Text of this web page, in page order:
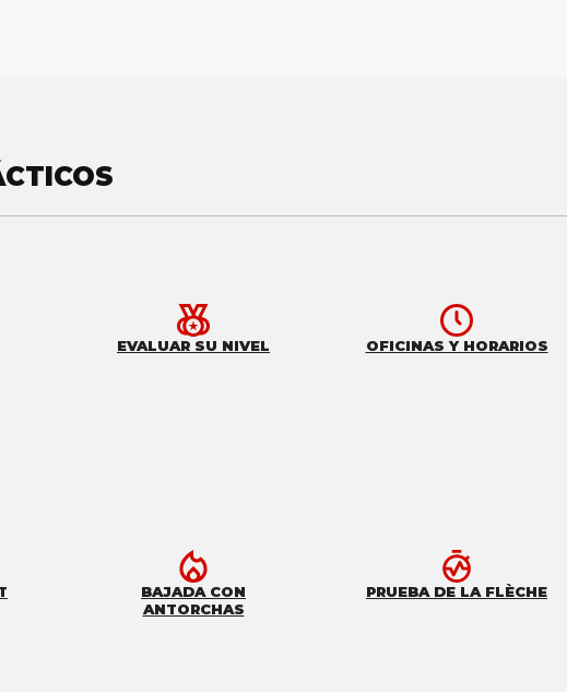
EVALUAR SU NIVEL OFICINAS Y HORARIOS
BAJADA CON
ANTORCHAS
PRUEBA DE LA FLÈCHE